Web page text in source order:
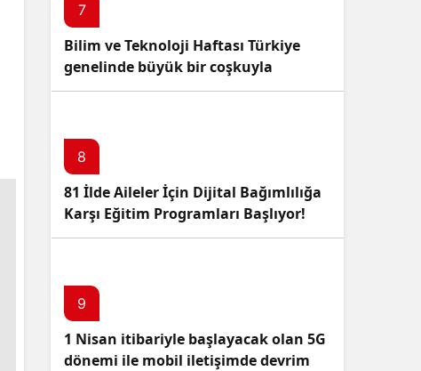
7
Bilim ve Teknoloji Haftası Türkiye
genelinde büyük bir coşkuyla
kutlandı: İşte Etkinlikler ve
8
81 İlde Aileler İçin Dijital Bağımlılığa
Karşı Eğitim Programları Başlıyor!
9
1 Nisan itibariyle başlayacak olan 5G
dönemi ile mobil iletişimde devrim